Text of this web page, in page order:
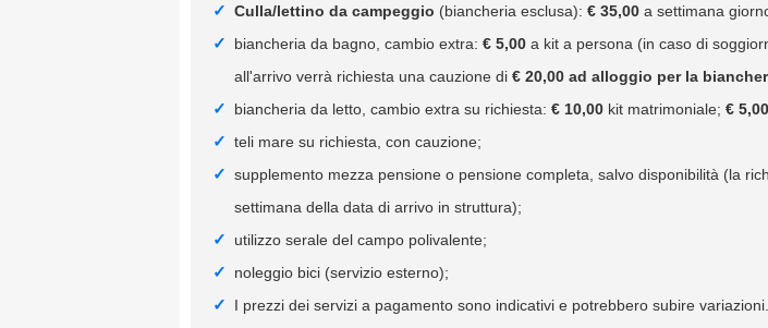
Culla/lettino da campeggio (biancheria esclusa): € 35,00 a settimana
biancheria da bagno, cambio extra: € 5,00 a kit a persona (in caso di
all'arrivo verrà richiesta una cauzione di € 20,00 ad alloggio per la
biancheria da letto, cambio extra su richiesta: € 10,00 kit matrimoniale; € 5,00
teli mare su richiesta, con cauzione;
supplemento mezza pensione o pensione completa, salvo disponibilità (la
settimana della data di arrivo in struttura);
utilizzo serale del campo polivalente;
noleggio bici (servizio esterno);
I prezzi dei servizi a pagamento sono indicativi e potrebbero subire variazioni.